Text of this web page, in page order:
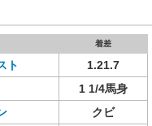
着差
ト
1.21.7
1 1/4馬身
クビ